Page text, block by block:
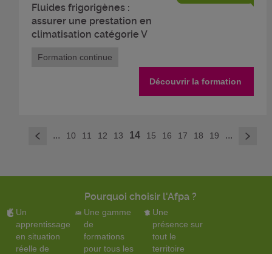
Fluides frigorigènes :
assurer une prestation en
climatisation catégorie V
Formation continue
Découvrir la formation
< ... 10 11 12 13 14 15 16 17 18 19 ... >
Pourquoi choisir l'Afpa ?
Un
apprentissage
en situation
réelle de
Une gamme
de
formations
pour tous les
Une
présence sur
tout le
territoire